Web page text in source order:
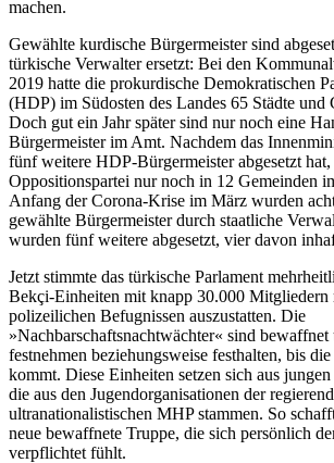
machen.
Gewählte kurdische Bürgermeister sind
türkische Verwalter ersetzt: Bei den
2019 hatte die prokurdische Demokratischen
(HDP) im Südosten des Landes 65 Städte und
Doch gut ein Jahr später sind nur noch eine
Bürgermeister im Amt. Nachdem das
fünf weitere HDP-Bürgermeister abgesetzt
Oppositionspartei nur noch in 12 Gemeinden
Anfang der Corona-Krise im März wurden
gewählte Bürgermeister durch staatliche
wurden fünf weitere abgesetzt, vier davon
Jetzt stimmte das türkische Parlament
Bekçi-Einheiten mit knapp 30.000 Mitgliedern
polizeilichen Befugnissen auszustatten. Die
»Nachbarschaftsnachtwächter« sind
festnehmen beziehungsweise festhalten, bis
kommt. Diese Einheiten setzen sich aus
die aus den Jugendorganisationen der
ultranationalistischen MHP stammen. So
neue bewaffnete Truppe, die sich persönlich
verpflichtet fühlt.